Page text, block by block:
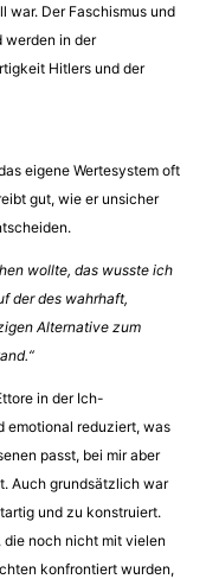
war. Der Faschismus und
werden in der
Hitlers und der
eigene Wertesystem oft
gut, wie er unsicher
wollte, das wusste ich
der des wahrhaft,
Alternative zum
in der Ich-
emotional reduziert, was
passt, bei mir aber
Auch grundsätzlich war
und zu konstruiert.
noch nicht mit vielen
konfrontiert wurden,